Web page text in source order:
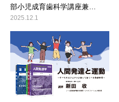
部小児成育歯科学講座兼…
2025.12.1